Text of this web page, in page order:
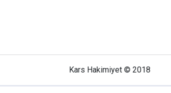
Kars Hakimiyet © 2018